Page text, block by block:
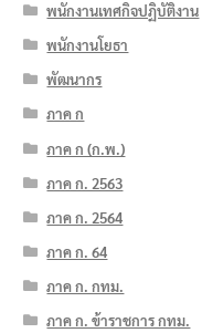
พนักงานเทศกิจปฏิบัติงาน
พนักงานโยธา
พัฒนากร
ภาค ก
ภาค ก (ก.พ.)
ภาค ก. 2563
ภาค ก. 2564
ภาค ก. 64
ภาค ก. กทม.
ภาค ก. ข้าราชการ กทม.